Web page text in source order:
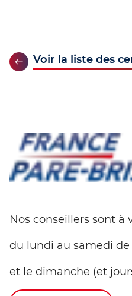
Voir la liste des
Nos conseillers sont à
du lundi au samedi de
et le dimanche (et